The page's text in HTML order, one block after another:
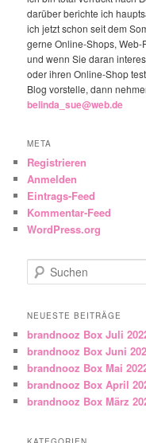
darüber berichte ich
ich jetzt schon seit dem
gerne Online-Shops,
und wenn Sie daran
oder ihren Online-Shop
Blog vorstelle, dann
belinda_sue@web.de
META
Registrieren
Anmelden
Eintrags-Feed
Kommentar-Feed
WordPress.org
Suchen
NEUESTE BEITRÄGE
brandnooz Box Juli
brandnooz Box Juni
brandnooz Box Mai
brandnooz Box April
brandnooz Box März